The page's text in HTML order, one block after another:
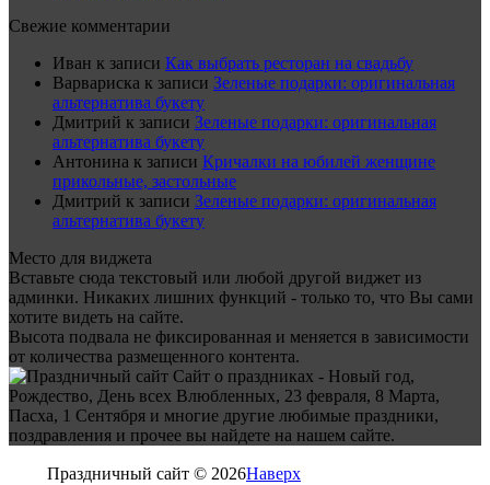
Свежие комментарии
Иван к записи Как выбрать ресторан на свадьбу
Варвариска к записи Зеленые подарки: оригинальная
альтернатива букету
Дмитрий к записи Зеленые подарки: оригинальная
альтернатива букету
Антонина к записи Кричалки на юбилей женщине
прикольные, застольные
Дмитрий к записи Зеленые подарки: оригинальная
альтернатива букету
Место для виджета
Вставьте сюда текстовый или любой другой виджет из
админки. Никаких лишних функций - только то, что Вы сами
хотите видеть на сайте.
Высота подвала не фиксированная и меняется в зависимости
от количества размещенного контента.
Сайт о праздниках - Новый год,
Рождество, День всех Влюбленных, 23 февраля, 8 Марта,
Пасха, 1 Сентября и многие другие любимые праздники,
поздравления и прочее вы найдете на нашем сайте.
Праздничный сайт © 2026Наверх